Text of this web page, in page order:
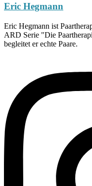
Eric Hegmann
Eric Hegmann ist
ARD Serie "Die
begleitet er echte Paare.